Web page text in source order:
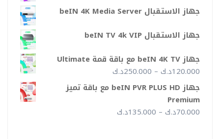
جهاز الاستقبال beIN 4K Media Server
جهاز الاستقبال beIN TV 4k VIP
جهاز beIN 4K TV مع باقة قمة Ultimate
120.000د.ك –
250.000د.كنطاق
السعر:
من
جهاز beIN PVR PLUS HD مع باقة تميز
Premium
70.000د.ك –
135.000د.كنطاق